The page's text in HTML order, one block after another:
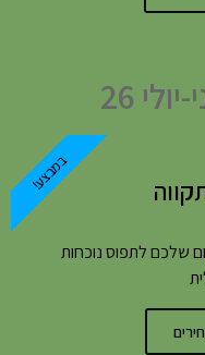
26
שלכם לתפוס נוכחות
במבצע!